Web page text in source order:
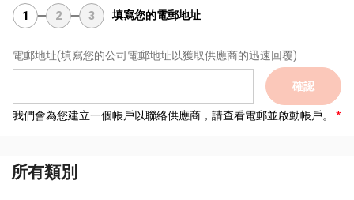
1 2 3 填寫您的電郵地址
電郵地址(填寫您的公司電郵地址以獲取供應商的迅速回覆)
確認
我們會為您建立一個帳戶以聯絡供應商，請查看電郵並啟動帳戶。
所有類別